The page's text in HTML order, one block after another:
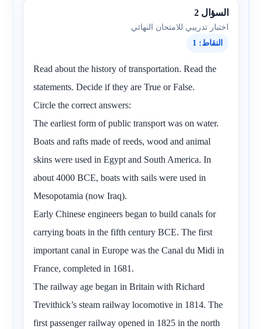
السؤال 2
اختبار تدريبي للامتحان النهائي
النقاط: 1
Read about the history of transportation. Read the
statements. Decide if they are True or False.
Circle the correct answers:
The earliest form of public transport was on water.
Boats and rafts made of reeds, wood and animal
skins were used in Egypt and South America. In
about 4000 BCE, boats with sails were used in
Mesopotamia (now Iraq).
Early Chinese engineers began to build canals for
carrying boats in the fifth century BCE. The first
important canal in Europe was the Canal du Midi in
France, completed in 1681.
The railway age began in Britain with Richard
Trevithick’s steam railway locomotive in 1814. The
first passenger railway opened in 1825 in the north